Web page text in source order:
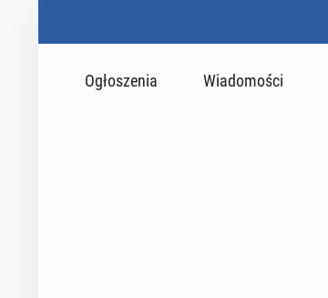
Ogłoszenia Wiadomości